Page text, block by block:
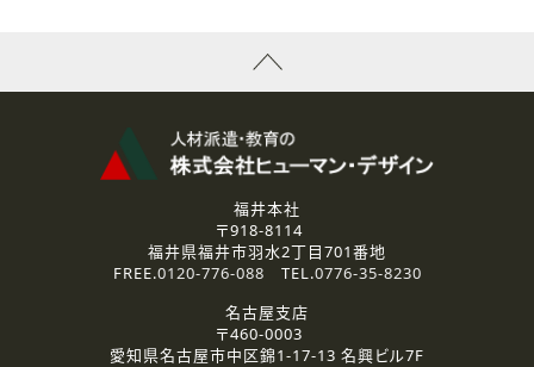
資料送付、受講相談に関するご連絡のために利用いたしま
その他、お問い合わせの内容に回答するために利用いたし
なお、ご連絡手段は、電話・Ｅメールのいずれかの方法とい
2.個人情報の第三者提供
ご提供いただいた個人情報は、法令等の規定に従う場合を除き、
3.個人情報の取り扱いの委託
弊社の定める個人情報保護の評価基準を満たした委託先に、個
福井本社
〒918-8114
福井県福井市羽水2丁目701番地
FREE.0120-776-088 TEL.0776-35-8230
名古屋支店
〒460-0003
愛知県名古屋市中区錦1-17-13 名興ビル7F